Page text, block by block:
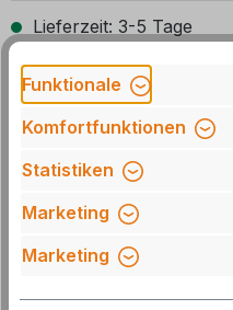
Lieferzeit: 3-5 Tage
Produkt Anzahl:
Stck
Artikelnummer:
Herstellernummer:
GTIN/EAN:
Funktionale
Komfortfunktionen
Statistiken
Marketing
Marketing